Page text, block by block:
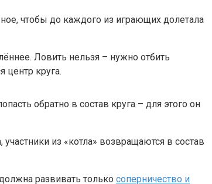
чтобы до каждого из играющих долетала
Ловить нельзя – нужно отбить
центр круга.
обратно в состав круга – для этого он
из «котла» возвращаются в состав
развивать только соперничество и